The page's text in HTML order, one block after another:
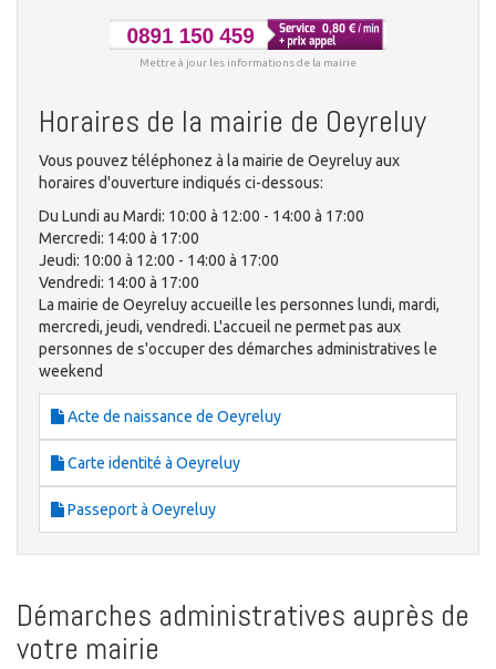
Mettre à jour les informations de la mairie
Horaires de la mairie de Oeyreluy
Vous pouvez téléphonez à la mairie de Oeyreluy aux
horaires d'ouverture indiqués ci-dessous:
Du Lundi au Mardi: 10:00 à 12:00 - 14:00 à 17:00
Mercredi: 14:00 à 17:00
Jeudi: 10:00 à 12:00 - 14:00 à 17:00
Vendredi: 14:00 à 17:00
La mairie de Oeyreluy accueille les personnes lundi, mardi,
mercredi, jeudi, vendredi. L'accueil ne permet pas aux
personnes de s'occuper des démarches administratives le
weekend
Acte de naissance de Oeyreluy
Carte identité à Oeyreluy
Passeport à Oeyreluy
Démarches administratives auprès de
votre mairie